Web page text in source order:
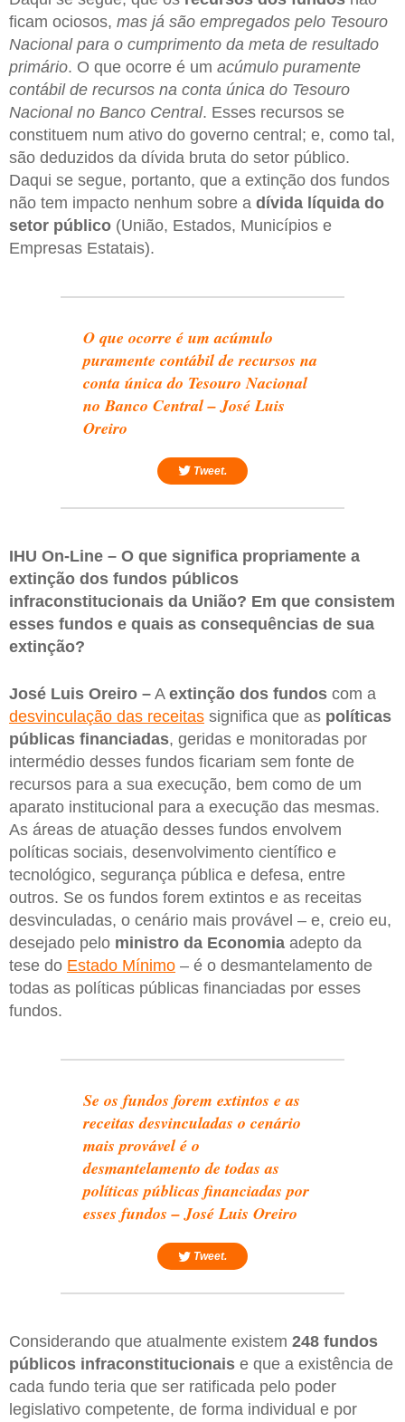
ficam ociosos, mas já são empregados pelo Tesouro
Nacional para o cumprimento da meta de resultado
primário. O que ocorre é um acúmulo puramente
contábil de recursos na conta única do Tesouro
Nacional no Banco Central. Esses recursos se
constituem num ativo do governo central; e, como tal,
são deduzidos da dívida bruta do setor público.
Daqui se segue, portanto, que a extinção dos fundos
não tem impacto nenhum sobre a dívida líquida do
setor público (União, Estados, Municípios e
Empresas Estatais).
O que ocorre é um acúmulo
puramente contábil de recursos na
conta única do Tesouro Nacional
no Banco Central – José Luis
Oreiro
Tweet.
IHU On-Line – O que significa propriamente a
extinção dos fundos públicos
infraconstitucionais da União? Em que consistem
esses fundos e quais as consequências de sua
extinção?
José Luis Oreiro – A extinção dos fundos com a
desvinculação das receitas significa que as políticas
públicas financiadas, geridas e monitoradas por
intermédio desses fundos ficariam sem fonte de
recursos para a sua execução, bem como de um
aparato institucional para a execução das mesmas.
As áreas de atuação desses fundos envolvem
políticas sociais, desenvolvimento científico e
tecnológico, segurança pública e defesa, entre
outros. Se os fundos forem extintos e as receitas
desvinculadas, o cenário mais provável – e, creio eu,
desejado pelo ministro da Economia adepto da
tese do Estado Mínimo – é o desmantelamento de
todas as políticas públicas financiadas por esses
fundos.
Se os fundos forem extintos e as
receitas desvinculadas o cenário
mais provável é o
desmantelamento de todas as
políticas públicas financiadas por
esses fundos – José Luis Oreiro
Tweet.
Considerando que atualmente existem 248 fundos
públicos infraconstitucionais e que a existência de
cada fundo teria que ser ratificada pelo poder
legislativo competente, de forma individual e por